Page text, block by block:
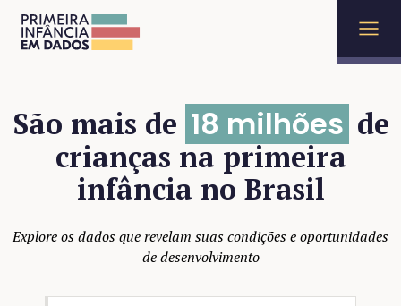
São mais de 18 milhões de
crianças na primeira
infância no Brasil
Explore os dados que revelam suas condições e oportunidades
de desenvolvimento